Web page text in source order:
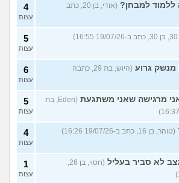
ללמוד למבחן?
(אודי, בן 20, כתב
4
עצות
5
עצות
מנשק גרוע
(היוש, בת 29, כתבה
6
עצות
מרגישה שאני משתגעת
(Eden, בת
5
עצות
(טוהר, בן 16, כתב ב-19/07/26 16:26) 4
עצות
לא סביר בעליל
(חסוי, בן 26,
1
עצות